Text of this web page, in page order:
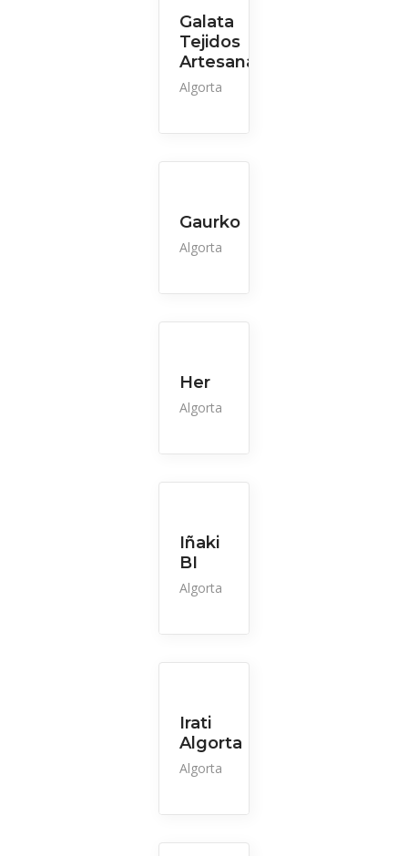
Galata
Tejidos
Artesanales
Algorta
Gaurko
Algorta
Her
Algorta
Iñaki
BI
Algorta
Irati
Algorta
Algorta